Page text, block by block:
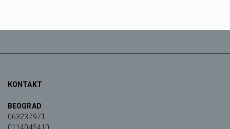
KONTAKT
BEOGRAD
063237971